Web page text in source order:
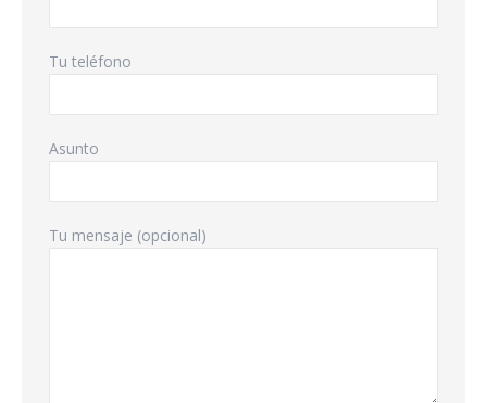
Tu teléfono
Asunto
Tu mensaje (opcional)